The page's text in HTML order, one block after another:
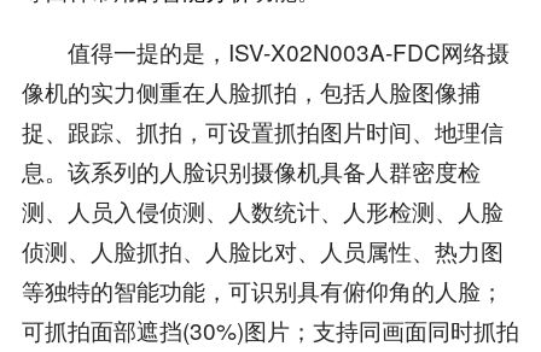
值得一提的是，ISV-X02N003A-FDC网络摄
像机的实力侧重在人脸抓拍，包括人脸图像捕
捉、跟踪、抓拍，可设置抓拍图片时间、地理信
息。该系列的人脸识别摄像机具备人群密度检
测、人员入侵侦测、人数统计、人形检测、人脸
侦测、人脸抓拍、人脸比对、人员属性、热力图
等独特的智能功能，可识别具有俯仰角的人脸；
可抓拍面部遮挡(30%)图片；支持同画面同时抓拍